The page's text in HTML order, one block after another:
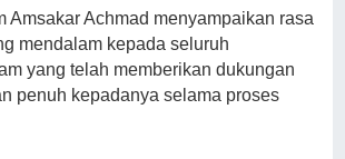
Amsakar Achmad menyampaikan rasa
mendalam kepada seluruh
yang telah memberikan dukungan
penuh kepadanya selama proses